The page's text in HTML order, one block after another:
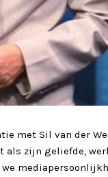
met Sil van der
zijn geliefde,